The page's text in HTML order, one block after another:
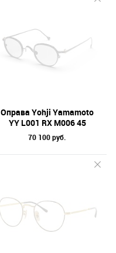
Оправа Yohji Yamamoto
YY L001 RX M006 45
70 100 руб.